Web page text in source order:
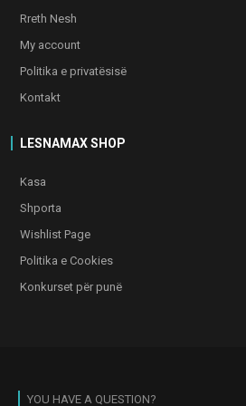
Rreth Nesh
My account
Politika e privatësisë
Kontakt
LESNAMAX SHOP
Kasa
Shporta
Wishlist Page
Politika e Cookies
Konkurset për punë
YOU HAVE A QUESTION?